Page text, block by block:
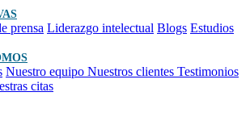
prensa Liderazgo intelectual Blogs Estudios
Nuestro equipo Nuestros clientes Testimonios
citas